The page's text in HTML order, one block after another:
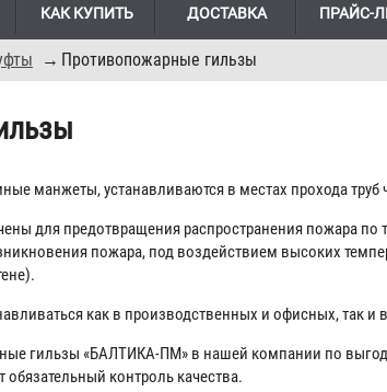
КАК КУПИТЬ ДОСТАВКА ПРАЙС-
→ Противопожарные гильзы
манжеты, устанавливаются в местах прохода труб
для предотвращения распространения пожара по
пожара, под воздействием высоких
как в производственных и офисных, так
гильзы «БАЛТИКА-ПМ» в нашей компании по
контроль качества.